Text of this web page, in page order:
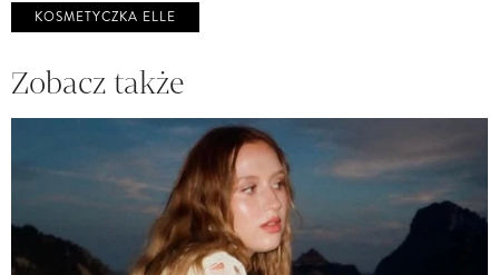
KOSMETYCZKA ELLE
Zobacz także